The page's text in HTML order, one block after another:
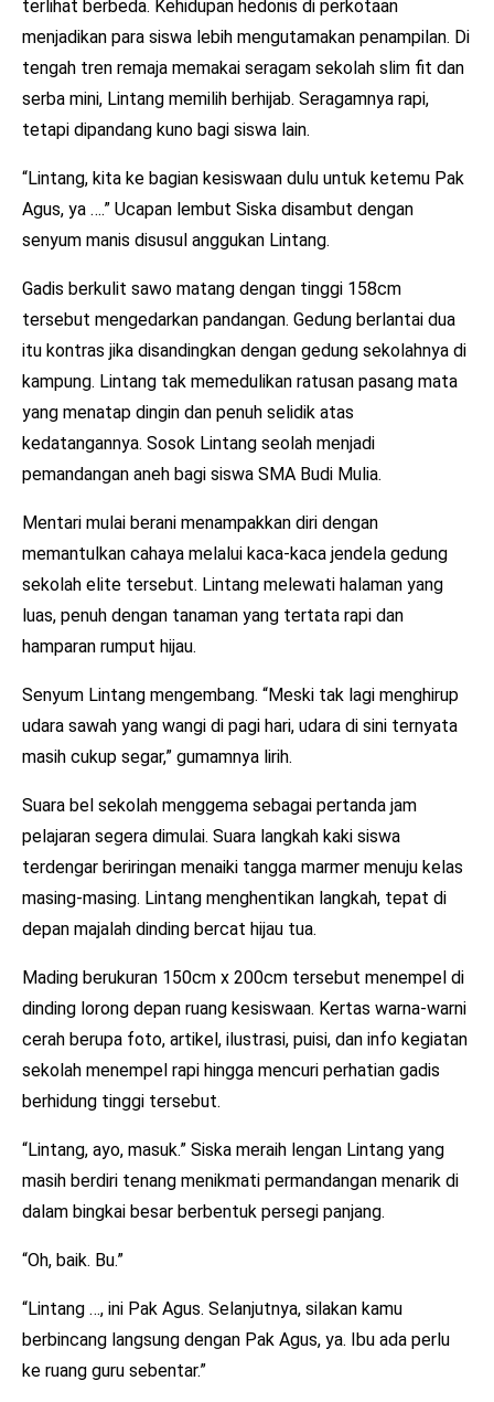
terlihat berbeda. Kehidupan hedonis di perkotaan
menjadikan para siswa lebih mengutamakan penampilan. Di
tengah tren remaja memakai seragam sekolah slim fit dan
serba mini, Lintang memilih berhijab. Seragamnya rapi,
tetapi dipandang kuno bagi siswa lain.
“Lintang, kita ke bagian kesiswaan dulu untuk ketemu Pak
Agus, ya ….” Ucapan lembut Siska disambut dengan
senyum manis disusul anggukan Lintang.
Gadis berkulit sawo matang dengan tinggi 158cm
tersebut mengedarkan pandangan. Gedung berlantai dua
itu kontras jika disandingkan dengan gedung sekolahnya di
kampung. Lintang tak memedulikan ratusan pasang mata
yang menatap dingin dan penuh selidik atas
kedatangannya. Sosok Lintang seolah menjadi
pemandangan aneh bagi siswa SMA Budi Mulia.
Mentari mulai berani menampakkan diri dengan
memantulkan cahaya melalui kaca-kaca jendela gedung
sekolah elite tersebut. Lintang melewati halaman yang
luas, penuh dengan tanaman yang tertata rapi dan
hamparan rumput hijau.
Senyum Lintang mengembang. “Meski tak lagi menghirup
udara sawah yang wangi di pagi hari, udara di sini ternyata
masih cukup segar,” gumamnya lirih.
Suara bel sekolah menggema sebagai pertanda jam
pelajaran segera dimulai. Suara langkah kaki siswa
terdengar beriringan menaiki tangga marmer menuju kelas
masing-masing. Lintang menghentikan langkah, tepat di
depan majalah dinding bercat hijau tua.
Mading berukuran 150cm x 200cm tersebut menempel di
dinding lorong depan ruang kesiswaan. Kertas warna-warni
cerah berupa foto, artikel, ilustrasi, puisi, dan info kegiatan
sekolah menempel rapi hingga mencuri perhatian gadis
berhidung tinggi tersebut.
“Lintang, ayo, masuk.” Siska meraih lengan Lintang yang
masih berdiri tenang menikmati permandangan menarik di
dalam bingkai besar berbentuk persegi panjang.
“Oh, baik. Bu.”
“Lintang …, ini Pak Agus. Selanjutnya, silakan kamu
berbincang langsung dengan Pak Agus, ya. Ibu ada perlu
ke ruang guru sebentar.”